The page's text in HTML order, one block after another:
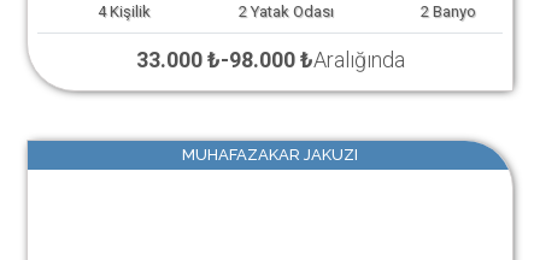
4 Kişilik 2 Yatak Odası 2 Banyo
33.000 ₺-98.000 ₺Aralığında
MUHAFAZAKAR JAKUZI